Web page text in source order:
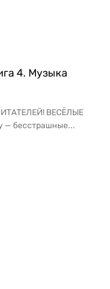
4. Музыка
ВЕСЁЛЫЕ
— бесстрашные...